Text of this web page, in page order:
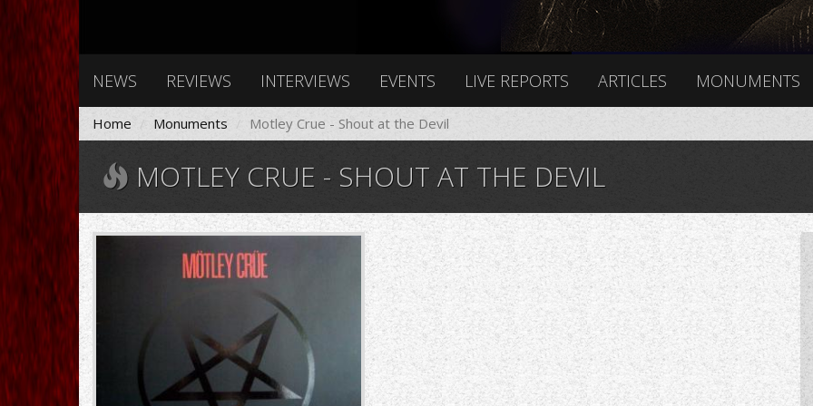
NEWS REVIEWS INTERVIEWS EVENTS LIVE REPORTS ARTICLES MONUMENTS
Home Monuments Motley Crue - Shout at the Devil
MOTLEY CRUE - SHOUT AT THE DEVIL
4780.jpg